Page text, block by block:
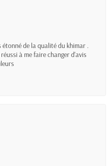
étonné de la qualité du khimar .
à me faire changer d'avis